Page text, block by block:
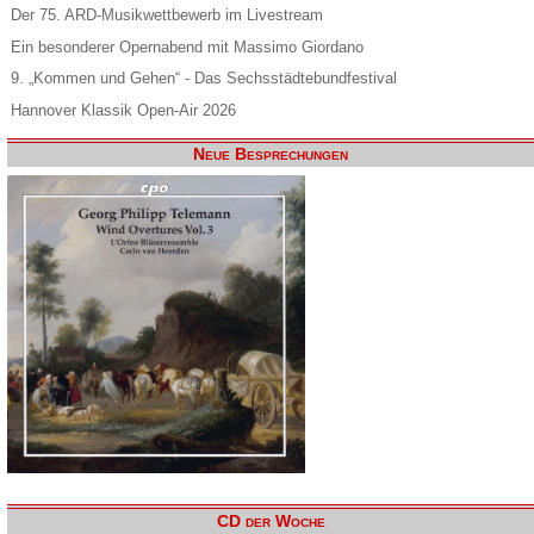
Der 75. ARD-Musikwettbewerb im Livestream
Ein besonderer Opernabend mit Massimo Giordano
9. „Kommen und Gehen“ - Das Sechsstädtebundfestival
Hannover Klassik Open-Air 2026
Neue Besprechungen
CD der Woche